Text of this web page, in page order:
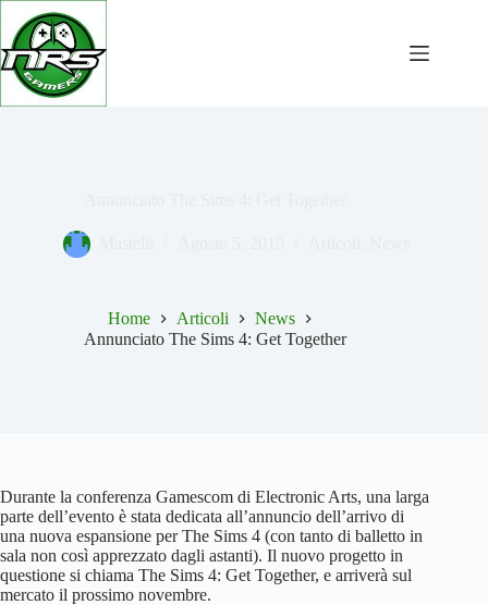
Salta
contenuto
Home Articoli
News
Annunciato The Sims 4: Get Together
Durante la conferenza Gamescom di Electronic Arts, una larga
parte dell’evento è stata dedicata all’annuncio dell’arrivo di
una nuova espansione per The Sims 4 (con tanto di balletto in
sala non così apprezzato dagli astanti). Il nuovo progetto in
questione si chiama The Sims 4: Get Together, e arriverà sul
mercato il prossimo novembre.